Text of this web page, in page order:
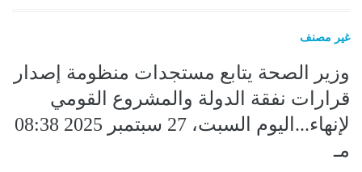
غير مصنف
وزير الصحة يتابع مستجدات منظومة إصدار
قرارات نفقة الدولة والمشروع القومي
لإنهاء...اليوم السبت، 27 سبتمبر 2025 08:38
مـ